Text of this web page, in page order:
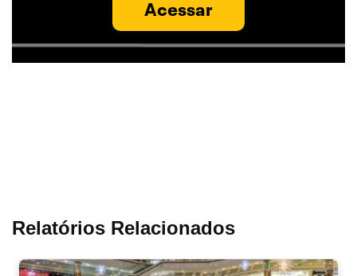
Acessar
Relatórios Relacionados